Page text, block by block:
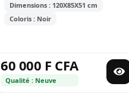
Dimensions : 120X85X51 cm
Coloris : Noir
60 000 F CFA
Qualité : Neuve